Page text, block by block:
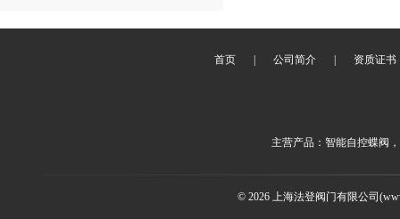
首页 公司简介 资质证书
主营产品：智能自控蝶阀
© 2026 上海法登阀门有限公司